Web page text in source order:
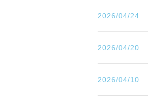
2026/04/24
2026/04/20
2026/04/10